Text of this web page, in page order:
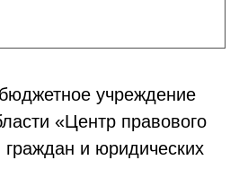
учреждение
«Центр правового
граждан и юридических